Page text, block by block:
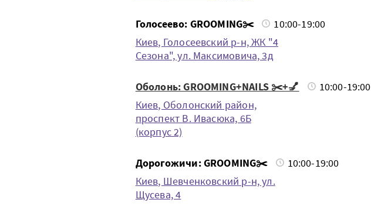
Голосеево: GROOMING✂️
10:00-19:00
Киев, Голосеевский р-н, ЖК "4
Сезона", ул. Максимовича, 3д
Оболонь: GROOMING+NAILS ✂️+💅
10:00-19:00
Киев, Оболонский район,
проспект В. Ивасюка, 6Б
(корпус 2)
Дорогожичи: GROOMING✂️
10:00-19:00
Киев, Шевченковский р-н, ул.
Щусева, 4